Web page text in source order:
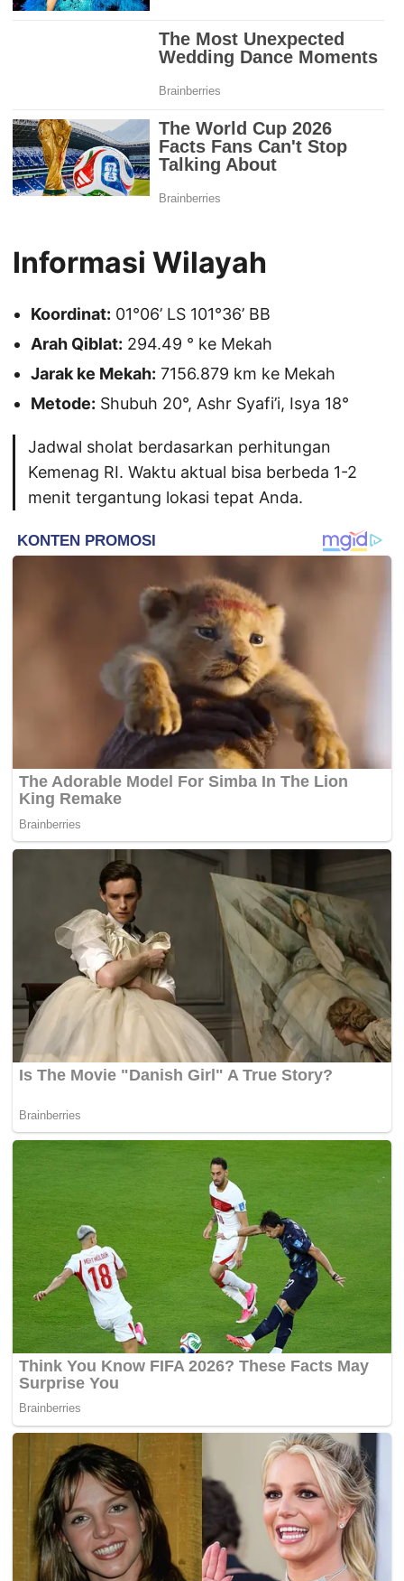
Informasi Wilayah
Koordinat: 01°06’ LS 101°36’ BB
Arah Qiblat: 294.49 ° ke Mekah
Jarak ke Mekah: 7156.879 km ke Mekah
Metode: Shubuh 20°, Ashr Syafi’i, Isya 18°
Jadwal sholat berdasarkan perhitungan
Kemenag RI. Waktu aktual bisa berbeda 1-2
menit tergantung lokasi tepat Anda.